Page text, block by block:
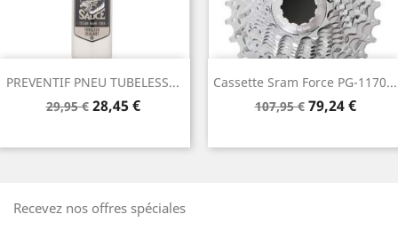
PREVENTIF PNEU TUBELESS...
Prix
29,95 € Prix
28,45 €
Cassette Sram Force PG-1170...
Prix
107,95 € Prix
79,24 €
Recevez nos offres spéciales